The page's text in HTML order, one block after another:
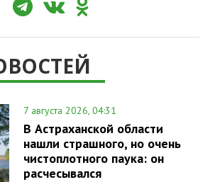
7 августа 2026, 04:31
В Астраханской области
нашли страшного, но очень
чистоплотного паука: он
расчесывался